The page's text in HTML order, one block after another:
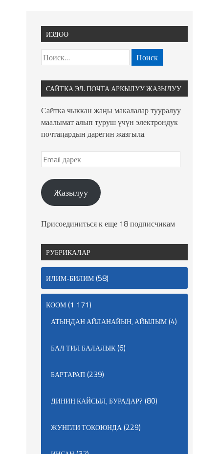
ИЗДӨӨ
САЙТКА ЭЛ. ПОЧТА АРКЫЛУУ ЖАЗЫЛУУ
Сайтка чыккан жаңы макалалар тууралуу
маалымат алып туруш үчүн электрондук
почтаңардын дарегин жазгыла.
Жазылуу
Присоединиться к еще 18 подписчикам
РУБРИКАЛАР
ИЛИМ-БИЛИМ(58)
КООМ(1 171)
АТЫҢДАН АЙЛАНАЙЫН, АЙЫЛЫМ(4)
БАЛ ТИЛ БАЛАЛЫК(6)
БАРТАРАП(239)
ДИНИҢ КАЙСЫЛ, БУРАДАР? (80)
ЖУНГЛИ ТОКОЮНДА(229)